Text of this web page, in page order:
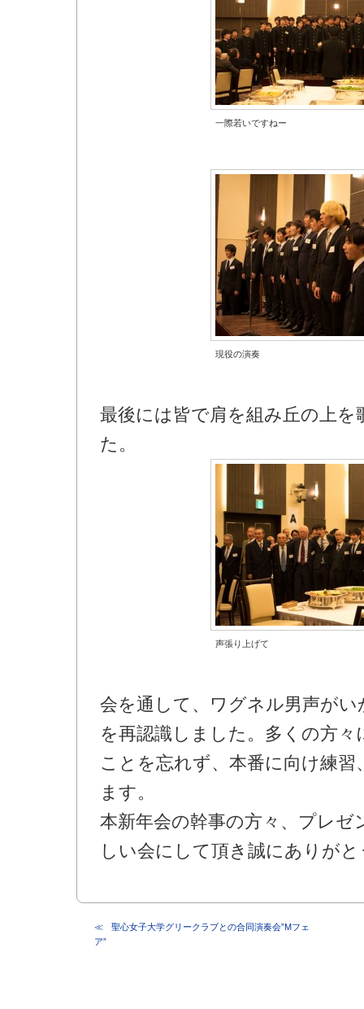
一際若いですねー
現役の演奏
最後には皆で肩を組み丘の上
た。
声張り上げて
会を通して、ワグネル男声が
を再認識しました。多くの方
ことを忘れず、本番に向け練
ます。
本新年会の幹事の方々、プレゼ
しい会にして頂き誠にありが
聖心女子大学グリークラブとの合同演奏会”Mフェ
ア”